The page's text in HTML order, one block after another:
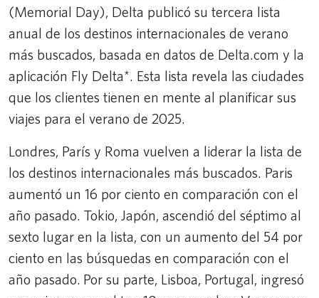
(Memorial Day), Delta publicó su tercera lista
anual de los destinos internacionales de verano
más buscados, basada en datos de Delta.com y la
aplicación Fly Delta*. Esta lista revela las ciudades
que los clientes tienen en mente al planificar sus
viajes para el verano de 2025.
Londres, París y Roma vuelven a liderar la lista de
los destinos internacionales más buscados. Paris
aumentó un 16 por ciento en comparación con el
año pasado. Tokio, Japón, ascendió del séptimo al
sexto lugar en la lista, con un aumento del 54 por
ciento en las búsquedas en comparación con el
año pasado. Por su parte, Lisboa, Portugal, ingresó